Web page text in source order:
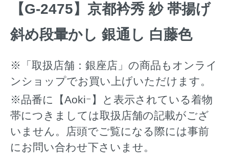
【G-2475】京都衿秀 紗 帯揚げ
斜め段暈かし 銀通し 白藤色
※「取扱店舗：銀座店」の商品もオンライ
ンショップでお買い上げいただけます。
※品番に【Aokiｰ】と表示されている着物
帯につきましては取扱店舗の記載がござ
いません。店頭でご覧になる際には事前
にお問い合わせ下さいませ。